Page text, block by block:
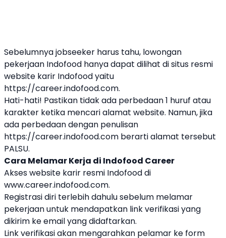
Sebelumnya jobseeker harus tahu, lowongan
pekerjaan Indofood hanya dapat dilihat di situs resmi
website karir Indofood yaitu
https://career.indofood.com.
Hati-hati! Pastikan tidak ada perbedaan 1 huruf atau
karakter ketika mencari alamat website. Namun, jika
ada perbedaan dengan penulisan
https://career.indofood.com berarti alamat tersebut
PALSU.
Cara Melamar Kerja di Indofood Career
Akses website karir resmi Indofood di
www.career.indofood.com.
Registrasi diri terlebih dahulu sebelum melamar
pekerjaan untuk mendapatkan link verifikasi yang
dikirim ke email yang didaftarkan.
Link verifikasi akan mengarahkan pelamar ke form